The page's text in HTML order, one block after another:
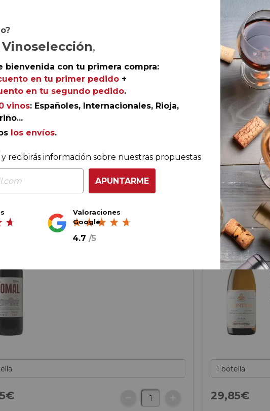
€
AÑADIR AL CARRITO
56,70€
/ botella
Rioja
Viña Pomal Crianza Mágnum
€ 29,85€
Vinoselección,
bienvenida con tu primera compra:
en tu primer pedido+
en tu segundo pedido.
vinos: Españoles, Internacionales, Rioja,
los envíos.
recibirás información sobre nuestras propuestas
APUNTARME
Valoraciones
Google
4.7 /5